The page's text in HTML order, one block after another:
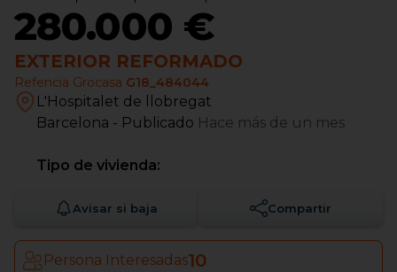
280.000 €
EXTERIOR REFORMADO
Refencia Grocasa G18_484044
L'Hospitalet de llobregat
Barcelona - Publicado Hace más de un mes
Tipo de vivienda:
Avisar si baja Compartir
Persona Interesadas10